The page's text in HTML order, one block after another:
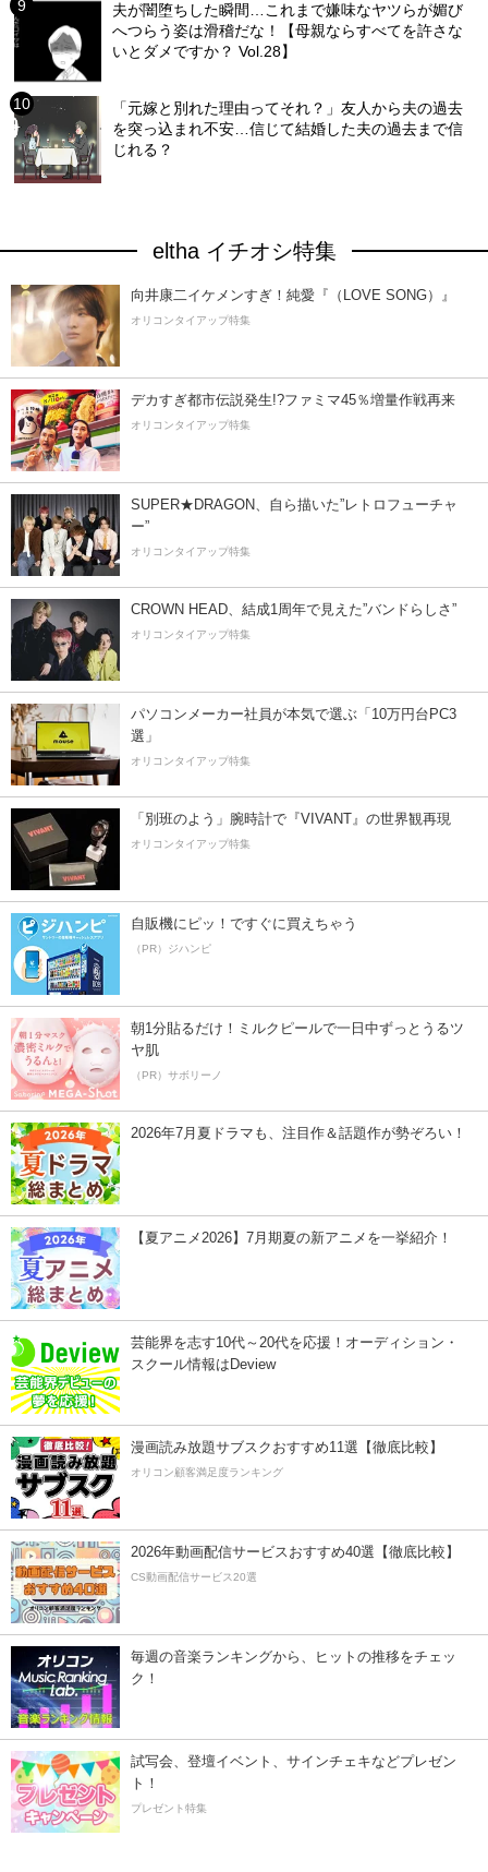
夫が闇堕ちした瞬間…これまで嫌味なヤツらが媚び
へつらう姿は滑稽だな！【母親ならすべてを許さな
いとダメですか？ Vol.28】
「元嫁と別れた理由ってそれ？」友人から夫の過去
を突っ込まれ不安…信じて結婚した夫の過去まで信
じれる？
eltha イチオシ特集
向井康二イケメンすぎ！純愛『（LOVE SONG）』
オリコンタイアップ特集
デカすぎ都市伝説発生!?ファミマ45％増量作戦再来
オリコンタイアップ特集
SUPER★DRAGON、自ら描いた”レトロフューチャ
ー”
オリコンタイアップ特集
CROWN HEAD、結成1周年で見えた”バンドらしさ”
オリコンタイアップ特集
パソコンメーカー社員が本気で選ぶ「10万円台PC3
選」
オリコンタイアップ特集
「別班のよう」腕時計で『VIVANT』の世界観再現
オリコンタイアップ特集
自販機にピッ！ですぐに買えちゃう
（PR）ジハンピ
朝1分貼るだけ！ミルクピールで一日中ずっとうるツ
ヤ肌
（PR）サボリーノ
2026年7月夏ドラマも、注目作＆話題作が勢ぞろい！
【夏アニメ2026】7月期夏の新アニメを一挙紹介！
芸能界を志す10代～20代を応援！オーディション・
スクール情報はDeview
漫画読み放題サブスクおすすめ11選【徹底比較】
オリコン顧客満足度ランキング
2026年動画配信サービスおすすめ40選【徹底比較】
CS動画配信サービス20選
毎週の音楽ランキングから、ヒットの推移をチェッ
ク！
試写会、登壇イベント、サインチェキなどプレゼン
ト！
プレゼント特集